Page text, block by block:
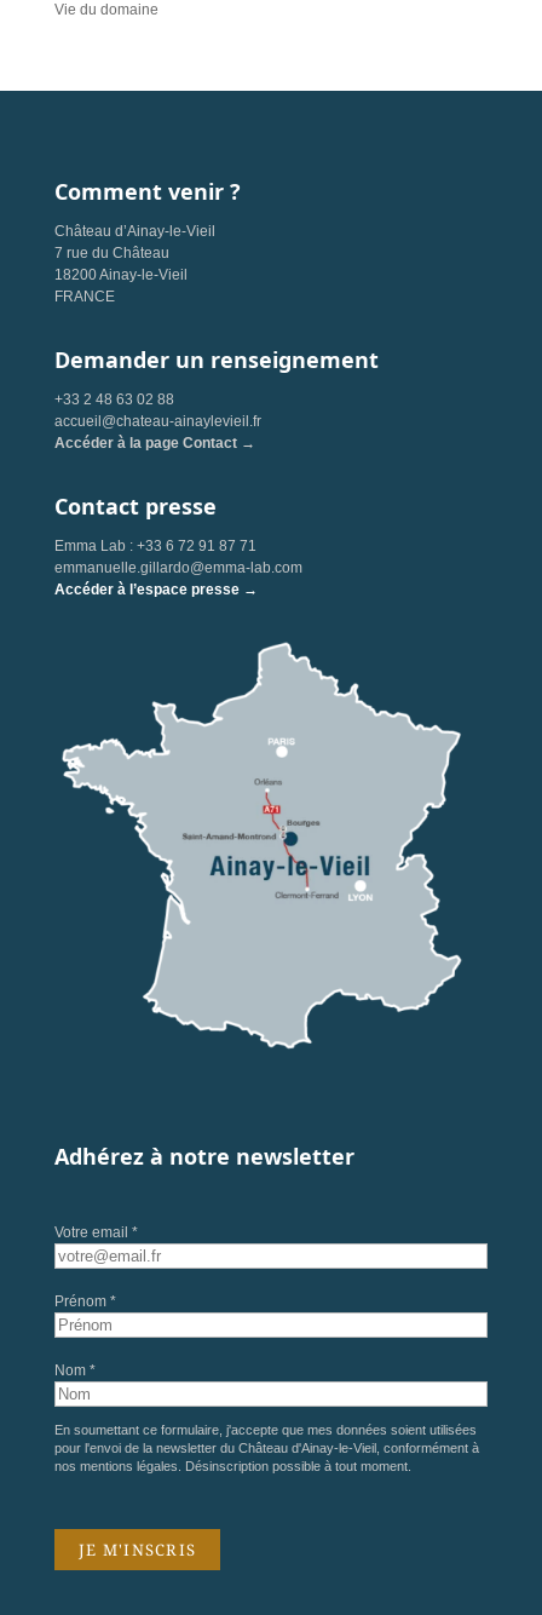
Vie du domaine
Comment venir ?
Château d’Ainay-le-Vieil
7 rue du Château
18200 Ainay-le-Vieil
FRANCE
Demander un renseignement
+33 2 48 63 02 88
accueil@chateau-ainaylevieil.fr
Accéder à la page Contact →
Contact presse
Emma Lab : +33 6 72 91 87 71
emmanuelle.gillardo@emma-lab.com
Accéder à l’espace presse →
Adhérez à notre newsletter
Votre email *
Prénom *
Nom *
En soumettant ce formulaire, j'accepte que mes données soient utilisées
pour l'envoi de la newsletter du Château d'Ainay-le-Vieil, conformément à
nos mentions légales . Désinscription possible à tout moment.